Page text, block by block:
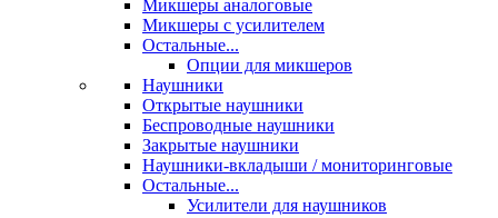
Микшеры аналоговые
Микшеры с усилителем
Остальные...
Опции для микшеров
Наушники
Открытые наушники
Беспроводные наушники
Закрытые наушники
Наушники-вкладыши / мониторинговые
Остальные...
Усилители для наушников